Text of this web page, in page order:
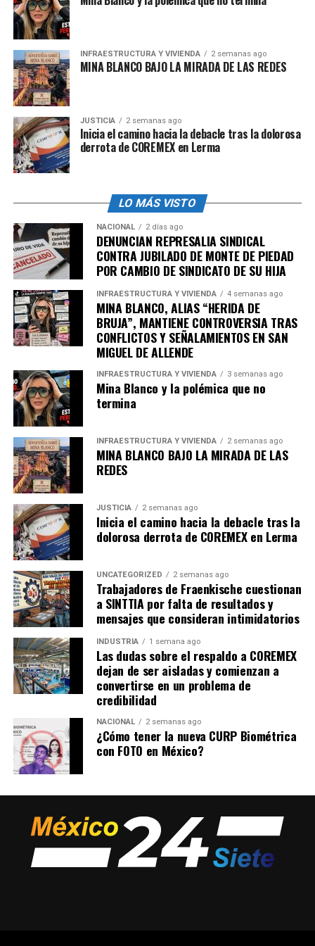
‘México te abraza’y lacampaña Hecho en México
la inversión que hoy anunciamos Reafirmamos nuestro
respaldo al
federal para detonar el crecimiento y fortalecer la
economía nacional”, dijo.
admin
INFRAESTRUCTURA Y VIVIENDA 2 semanas ago
MINA BLANCO BAJO LA MIRADA DE LAS REDES
JUSTICIA 2 semanas ago
Inicia el camino hacia la debacle tras la dolorosa
derrota de COREMEX en Lerma
LO MÁS VISTO
NACIONAL 2 días ago
DENUNCIAN REPRESALIA SINDICAL
CONTRA JUBILADO DE MONTE DE PIEDAD
POR CAMBIO DE SINDICATO DE SU HIJA
INFRAESTRUCTURA Y VIVIENDA 4 semanas ago
MINA BLANCO, ALIAS “HERIDA DE
BRUJA”, MANTIENE CONTROVERSIA TRAS
CONFLICTOS Y SEÑALAMIENTOS EN SAN
MIGUEL DE ALLENDE
INFRAESTRUCTURA Y VIVIENDA 3 semanas ago
Mina Blanco y la polémica que no
termina
INFRAESTRUCTURA Y VIVIENDA 2 semanas ago
MINA BLANCO BAJO LA MIRADA DE LAS
REDES
JUSTICIA 2 semanas ago
Inicia el camino hacia la debacle tras la
dolorosa derrota de COREMEX en Lerma
UNCATEGORIZED 2 semanas ago
Trabajadores de Fraenkische cuestionan
a SINTTIA por falta de resultados y
mensajes que consideran intimidatorios
INDUSTRIA 1 semana ago
Las dudas sobre el respaldo a COREMEX
dejan de ser aisladas y comienzan a
convertirse en un problema de
credibilidad
NACIONAL 2 semanas ago
¿Cómo tener la nueva CURP Biométrica
con FOTO en México?